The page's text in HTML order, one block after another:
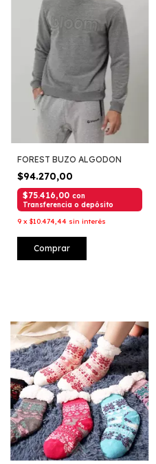
FOREST BUZO ALGODON
$94.270,00
$75.416,00 con
Transferencia o depósito
9 x $10.474,44 sin interés
Comprar